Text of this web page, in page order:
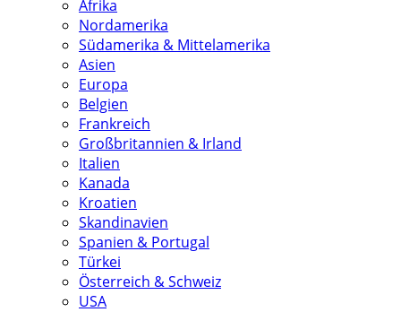
Afrika
Nordamerika
Südamerika & Mittelamerika
Asien
Europa
Belgien
Frankreich
Großbritannien & Irland
Italien
Kanada
Kroatien
Skandinavien
Spanien & Portugal
Türkei
Österreich & Schweiz
USA